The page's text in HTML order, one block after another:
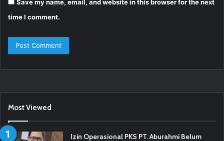
Save my name, email, and website in this browser for the next
time I comment.
Most Viewed
Izin Operasional PKS PT. Aburahmi Belum